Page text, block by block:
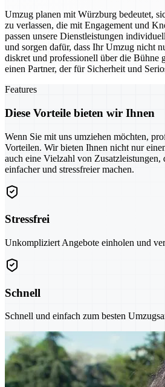
Umzug planen mit Würzburg bedeutet,
zu verlassen, die mit Engagement und
passen unsere Dienstleistungen
und sorgen dafür, dass Ihr Umzug nicht
diskret und professionell über die Bühne
einen Partner, der für Sicherheit und
Features
Diese Vorteile bieten wir Ihnen
Wenn Sie mit uns umziehen möchten,
Vorteilen. Wir bieten Ihnen nicht nur
auch eine Vielzahl von
einfacher und stressfreier machen.
Stressfrei
Unkompliziert Angebote einholen und
Schnell
Schnell und einfach zum besten